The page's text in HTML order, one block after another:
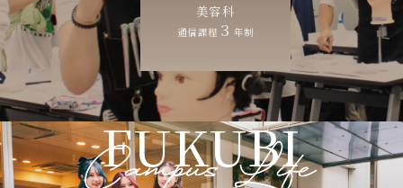
美容科
通信課程 3 年制
FUKUBI